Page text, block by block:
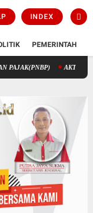
INDEX
PEMERINTAH
STIK MELALUI